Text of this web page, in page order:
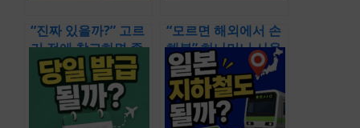
“진짜 있을까?” 고르
기 전에 참고하면 좋
을 내돈내산 추천 리
스트 (비문증 완치 영
양제 빌베리 파일럿
약국 치료 후기)
“모르면 해외에서 손
해봄” 하나머니 사용
방법까지 다룬 종합
가이드 (하나 트래블
로그 사용법 체크카
드 환전 수수료)